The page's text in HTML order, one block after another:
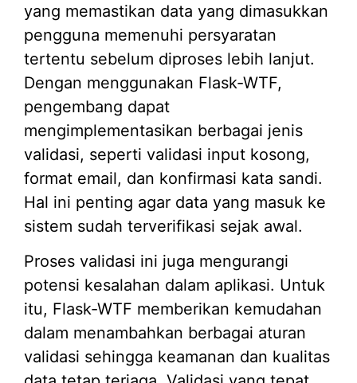
yang memastikan data yang dimasukkan
pengguna memenuhi persyaratan
tertentu sebelum diproses lebih lanjut.
Dengan menggunakan Flask-WTF,
pengembang dapat
mengimplementasikan berbagai jenis
validasi, seperti validasi input kosong,
format email, dan konfirmasi kata sandi.
Hal ini penting agar data yang masuk ke
sistem sudah terverifikasi sejak awal.
Proses validasi ini juga mengurangi
potensi kesalahan dalam aplikasi. Untuk
itu, Flask-WTF memberikan kemudahan
dalam menambahkan berbagai aturan
validasi sehingga keamanan dan kualitas